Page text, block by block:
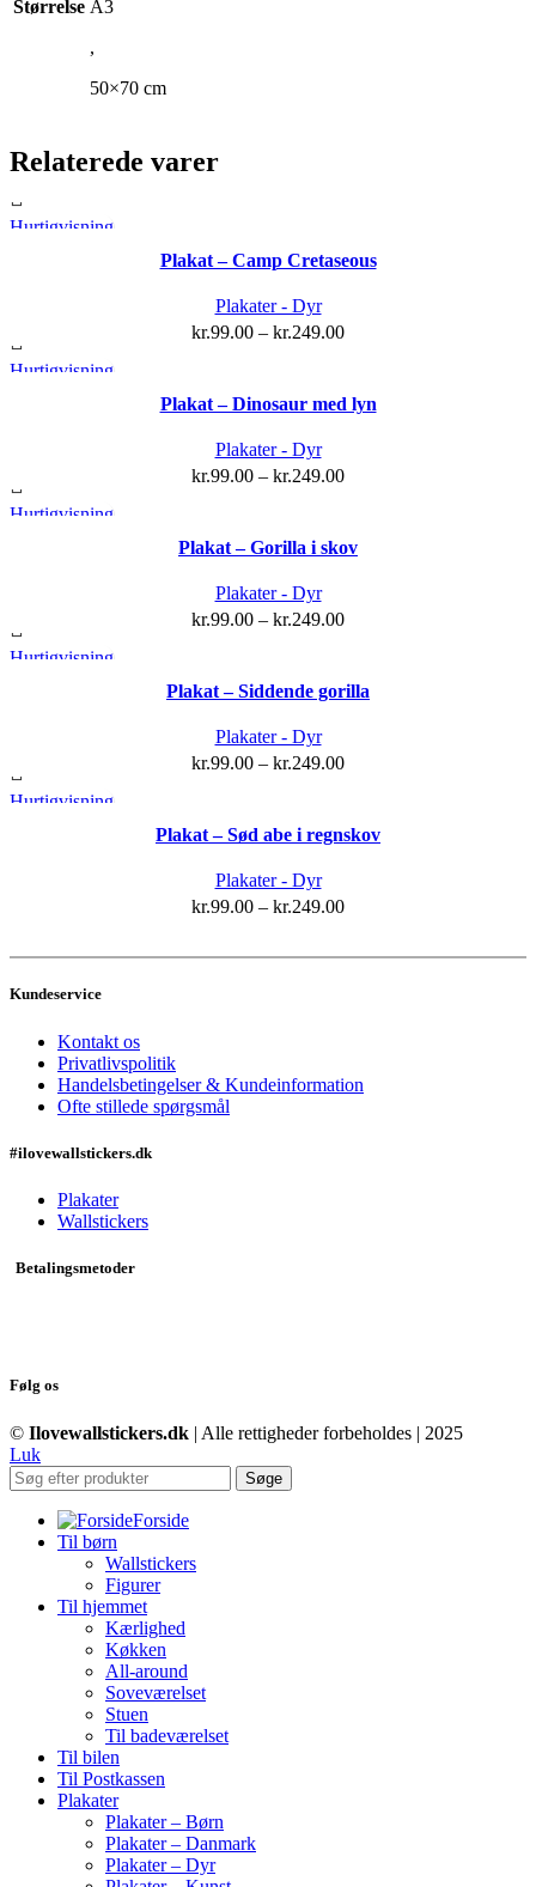
Størrelse A3
,
50×70 cm
Relaterede varer
Hurtigvisning
Mulighederne
Plakat – Camp Cretaseous
Plakater - Dyr
kr.99.00 – kr.249.00
Hurtigvisning
Mulighederne
Plakat – Dinosaur med lyn
Plakater - Dyr
kr.99.00 – kr.249.00
Hurtigvisning
Mulighederne
Plakat – Gorilla i skov
Plakater - Dyr
kr.99.00 – kr.249.00
Hurtigvisning
Mulighederne
Plakat – Siddende gorilla
Plakater - Dyr
kr.99.00 – kr.249.00
Hurtigvisning
vælges
varesiden
Plakat – Sød abe i regnskov
Plakater - Dyr
kr.99.00 – kr.249.00
Kundeservice
Kontakt os
Privatlivspolitik
Handelsbetingelser & Kundeinformation
Ofte stillede spørgsmål
#ilovewallstickers.dk
Plakater
Wallstickers
Betalingsmetoder
Følg os
© Ilovewallstickers.dk | Alle rettigheder forbeholdes | 2025
Luk
Søge
Forside
Til børn
Wallstickers
Figurer
Til hjemmet
Kærlighed
Køkken
All-around
Soveværelset
Stuen
Til badeværelset
Til bilen
Til Postkassen
Plakater
Plakater – Børn
Plakater – Danmark
Plakater – Dyr